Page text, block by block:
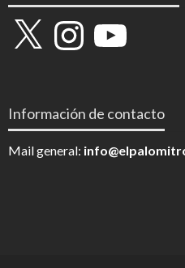
X InstagramYouTube
Información de contacto
Mail general: